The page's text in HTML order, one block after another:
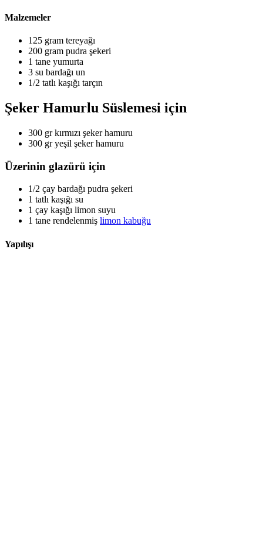
Malzemeler
125 gram tereyağı
200 gram pudra şekeri
1 tane yumurta
3 su bardağı un
1/2 tatlı kaşığı tarçın
Şeker Hamurlu Süslemesi için
300 grkırmızı şeker hamuru
300 gryeşil şeker hamuru
Üzerinin glazürü için
1/2 çay bardağı pudra şekeri
1 tatlı kaşığı su
1 çay kaşığı limon suyu
1 tane rendelenmiş limon kabuğu
Yapılışı